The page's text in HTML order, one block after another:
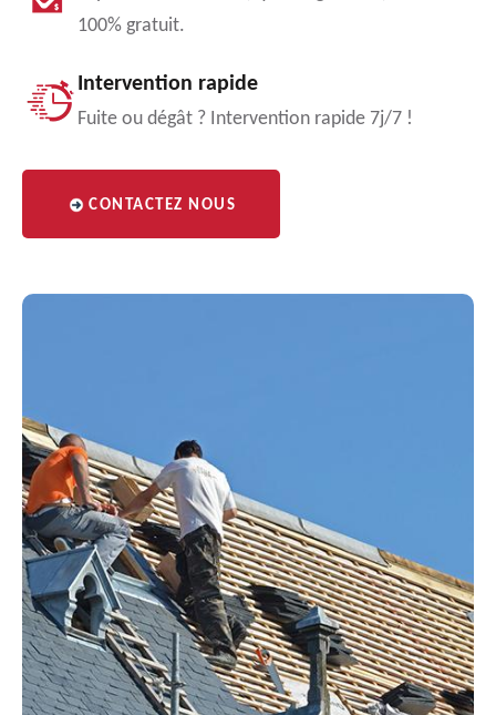
100% gratuit.
Intervention rapide
Fuite ou dégât ? Intervention rapide 7j/7 !
CONTACTEZ NOUS